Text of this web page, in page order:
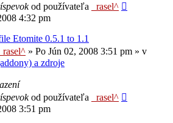
od používateľa
_rasel^
4:32 pm
Etomite 0.5.1 to 1.1
_rasel^ » Po Jún 02, 2008 3:51 pm » v
a zdroje
od používateľa
_rasel^
3:51 pm